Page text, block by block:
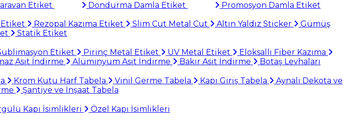
Etiket Dondurma Damla Etiket
Promosyon Damla Etiket
Etiket Rezopal Kazıma Etiket Slim Cut Metal Cut Altın Yaldız Sticker
Gümüş
Statik Etiket
Etiket Pirinç Metal Etiket UV Metal Etiket
Eloksallı Fiber Kazıma
Asit İndirme Alüminyum Asit İndirme Bakır Asit İndirme Botaş Levhaları
Krom Kutu Harf Tabela Vinil Germe Tabela Kapı Giriş Tabela
Aynalı Dekota ve
Şantiye ve İnşaat Tabela
Kapı İsimlikleri Özel Kapı İsimlikleri